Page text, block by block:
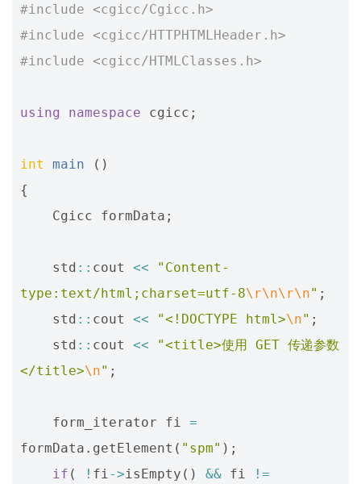
#include <cgicc/Cgicc.h>
#include <cgicc/HTTPHTMLHeader.h>
#include <cgicc/HTMLClasses.h>
using namespace cgicc ;
int main
()
{
Cgicc
formData ;
std :: cout <<
"Content-
type:text/html;charset=utf-8\r\n\r\n" ;
std :: cout << "<!DOCTYPE html>\n" ;
std :: cout <<
"<title>使用 GET 传递参数
</title>\n" ;
form_iterator fi =
formData . getElement ( "spm" );
if ( ! fi->isEmpty () && fi !=